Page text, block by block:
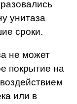
унитаза
сроки.
не может
покрытие на
или в